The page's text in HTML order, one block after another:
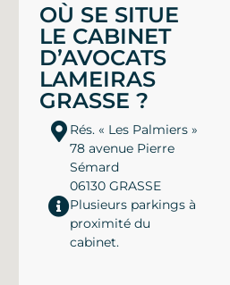
OÙ SE SITUE
LE CABINET
D’AVOCATS
LAMEIRAS
GRASSE ?
Rés. « Les Palmiers »
78 avenue Pierre
Sémard
06130 GRASSE
Plusieurs parkings à
proximité du
cabinet.